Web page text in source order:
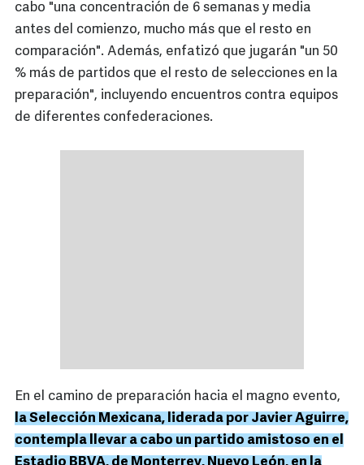
cabo "una concentración de 6 semanas y media
antes del comienzo, mucho más que el resto en
comparación". Además, enfatizó que jugarán "un 50
% más de partidos que el resto de selecciones en la
preparación", incluyendo encuentros contra equipos
de diferentes confederaciones.
En el camino de preparación hacia el magno evento,
la Selección Mexicana, liderada por Javier Aguirre,
contempla llevar a cabo un partido amistoso en el